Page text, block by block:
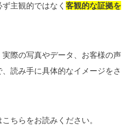
主観的ではなく客観的な証拠を
際の写真やデータ、お客様の声
読み手に具体的なイメージをさ
ちらをお読みください。